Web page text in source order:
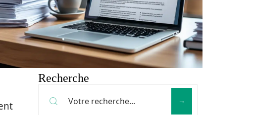
Recherche